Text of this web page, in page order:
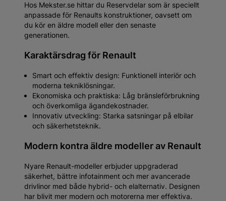
Hos Mekster.se hittar du Reservdelar som är speciellt
anpassade för Renaults konstruktioner, oavsett om
du kör en äldre modell eller den senaste
generationen.
Karaktärsdrag för Renault
Smart och effektiv design: Funktionell interiör och
moderna tekniklösningar.
Ekonomiska och praktiska: Låg bränsleförbrukning
och överkomliga ägandekostnader.
Innovativ utveckling: Starka satsningar på elbilar
och säkerhetsteknik.
Modern kontra äldre modeller av Renault
Nyare Renault-modeller erbjuder uppgraderad
säkerhet, bättre infotainment och mer avancerade
drivlinor med både hybrid- och elalternativ. Designen
har blivit mer modern och motorerna mer effektiva.